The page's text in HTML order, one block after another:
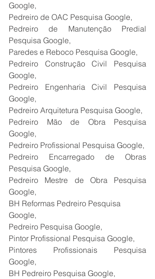
Google,
Pedreiro de OAC Pesquisa Google,
Pedreiro de Manutenção Predial
Pesquisa Google,
Paredes e Reboco Pesquisa Google,
Pedreiro Construção Civil Pesquisa
Google,
Pedreiro Engenharia Civil Pesquisa
Google,
Pedreiro Arquitetura Pesquisa Google,
Pedreiro Mão de Obra Pesquisa
Google,
Pedreiro Profissional Pesquisa Google,
Pedreiro Encarregado de Obras
Pesquisa Google,
Pedreiro Mestre de Obra Pesquisa
Google,
BH Reformas Pedreiro Pesquisa
Google,
Pedreiro Pesquisa Google,
Pintor Profissional Pesquisa Google,
Pintores Profissionais Pesquisa
Google,
BH Pedreiro Pesquisa Google,